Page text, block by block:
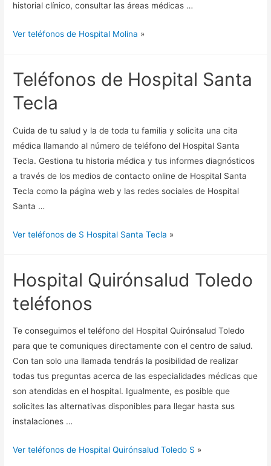
historial clínico, consultar las áreas médicas …
Ver teléfonos de Hospital Molina »
Teléfonos de Hospital Santa
Tecla
Cuida de tu salud y la de toda tu familia y solicita una cita
médica llamando al número de teléfono del Hospital Santa
Tecla. Gestiona tu historia médica y tus informes diagnósticos
a través de los medios de contacto online de Hospital Santa
Tecla como la página web y las redes sociales de Hospital
Santa …
Ver teléfonos de S Hospital Santa Tecla »
Hospital Quirónsalud Toledo
teléfonos
Te conseguimos el teléfono del Hospital Quirónsalud Toledo
para que te comuniques directamente con el centro de salud.
Con tan solo una llamada tendrás la posibilidad de realizar
todas tus preguntas acerca de las especialidades médicas que
son atendidas en el hospital. Igualmente, es posible que
solicites las alternativas disponibles para llegar hasta sus
instalaciones …
Ver teléfonos de Hospital Quirónsalud Toledo S »